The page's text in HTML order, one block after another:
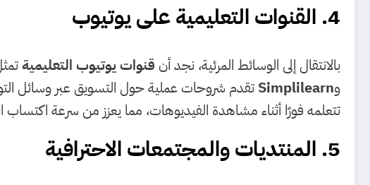
4. القنوات التعليمية على يوتيوب
بالانتقال إلى الوسائط المرئية، نجد أن قنوات يوتيوب التعليمية
وSimplilearn
تتعلمه فورًا أثناء مشاهدة الفيديوهات، مما يعزز من سرعة اكتساب
5. المنتديات والمجتمعات الاحترافية